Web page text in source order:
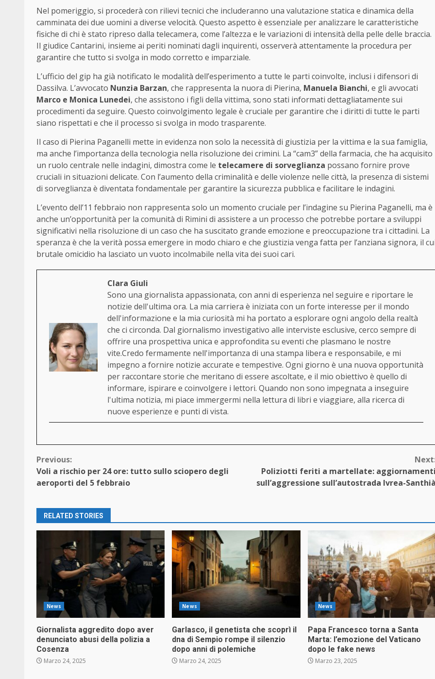
Nel pomeriggio, si procederà con rilievi tecnici che includeranno una valutazione statica e dinamica della
camminata dei due uomini a diverse velocità. Questo aspetto è essenziale per analizzare le caratteristiche
fisiche di chi è stato ripreso dalla telecamera, come l’altezza e le variazioni di intensità della pelle delle braccia.
Il giudice Cantarini, insieme ai periti nominati dagli inquirenti, osserverà attentamente la procedura per
garantire che tutto si svolga in modo corretto e imparziale.
L’ufficio del gip ha già notificato le modalità dell’esperimento a tutte le parti coinvolte, inclusi i difensori di
Dassilva. L’avvocato Nunzia Barzan, che rappresenta la nuora di Pierina, Manuela Bianchi, e gli avvocati
Marco e Monica Lunedei, che assistono i figli della vittima, sono stati informati dettagliatamente sui
procedimenti da seguire. Questo coinvolgimento legale è cruciale per garantire che i diritti di tutte le parti
siano rispettati e che il processo si svolga in modo trasparente.
Il caso di Pierina Paganelli mette in evidenza non solo la necessità di giustizia per la vittima e la sua famiglia,
ma anche l’importanza della tecnologia nella risoluzione dei crimini. La “cam3” della farmacia, che ha acquisito
un ruolo centrale nelle indagini, dimostra come le telecamere di sorveglianza possano fornire prove
cruciali in situazioni delicate. Con l’aumento della criminalità e delle violenze nelle città, la presenza di sistemi
di sorveglianza è diventata fondamentale per garantire la sicurezza pubblica e facilitare le indagini.
L’evento dell’11 febbraio non rappresenta solo un momento cruciale per l’indagine su Pierina Paganelli, ma è
anche un’opportunità per la comunità di Rimini di assistere a un processo che potrebbe portare a sviluppi
significativi nella risoluzione di un caso che ha suscitato grande emozione e preoccupazione tra i cittadini. La
speranza è che la verità possa emergere in modo chiaro e che giustizia venga fatta per l’anziana signora, il
brutale omicidio ha lasciato un vuoto incolmabile nella vita dei suoi cari.
Clara Giuli
Sono una giornalista appassionata, con anni di esperienza nel seguire e riportare le
notizie dell'ultima ora. La mia carriera è iniziata con un forte interesse per il mondo
dell'informazione e la mia curiosità mi ha portato a esplorare ogni angolo della realtà
che ci circonda. Dal giornalismo investigativo alle interviste esclusive, cerco sempre di
offrire una prospettiva unica e approfondita su eventi che plasmano le nostre
vite.Credo fermamente nell'importanza di una stampa libera e responsabile, e mi
impegno a fornire notizie accurate e tempestive. Ogni giorno è una nuova opportunità
per raccontare storie che meritano di essere ascoltate, e il mio obiettivo è quello di
informare, ispirare e coinvolgere i lettori. Quando non sono impegnata a inseguire
l'ultima notizia, mi piace immergermi nella lettura di libri e viaggiare, alla ricerca di
nuove esperienze e punti di vista.
Continue
Reading
Previous:
Voli a rischio per 24 ore: tutto sullo sciopero degli
aeroporti del 5 febbraio
Poliziotti feriti a martellate:
sull’aggressione sull’autostrada Ivrea-
RELATED STORIES
News
Giornalista aggredito dopo aver
denunciato abusi della polizia a
Cosenza
Marzo 24, 2025
News
Garlasco, il genetista che scoprì il
dna di Sempio rompe il silenzio
dopo anni di polemiche
Marzo 24, 2025
News
Papa Francesco torna a Santa
Marta: l’emozione del Vaticano
dopo le fake news
Marzo 23, 2025